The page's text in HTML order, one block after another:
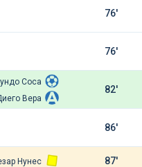
76'
76'
Соса
Вера
82'
86'
Нунес 87'